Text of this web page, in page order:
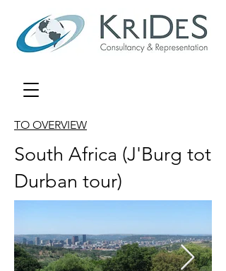
TO OVERVIEW
South Africa (J'Burg tot
Durban tour)